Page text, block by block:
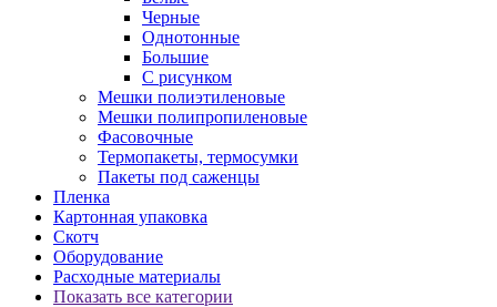
Черные
Однотонные
Большие
С рисунком
Мешки полиэтиленовые
Мешки полипропиленовые
Фасовочные
Термопакеты, термосумки
Пакеты под саженцы
Пленка
Картонная упаковка
Скотч
Оборудование
Расходные материалы
Показать все категории